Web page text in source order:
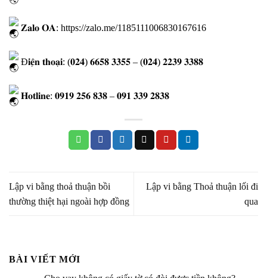
𝐙𝐚𝐥𝐨 𝐎𝐀: https://zalo.me/1185111006830167616
Đ𝐢𝐞̣̂𝐧 𝐭𝐡𝐨𝐚̣𝐢: (𝟎𝟐𝟒) 𝟔𝟔𝟓𝟖 𝟑𝟑𝟓𝟓 – (𝟎𝟐𝟒) 𝟐𝟐𝟑𝟗 𝟑𝟑𝟖𝟖
𝐇𝐨𝐭𝐥𝐢𝐧𝐞: 𝟎𝟗𝟏𝟗 𝟐𝟓𝟔 𝟖𝟑𝟖 – 𝟎𝟗𝟏 𝟑𝟑𝟗 𝟐𝟖𝟑𝟖
Lập vi bằng thoả thuận bồi
thường thiệt hại ngoài hợp đồng
Lập vi bằng Thoả thuận lối đi
qua
BÀI VIẾT MỚI